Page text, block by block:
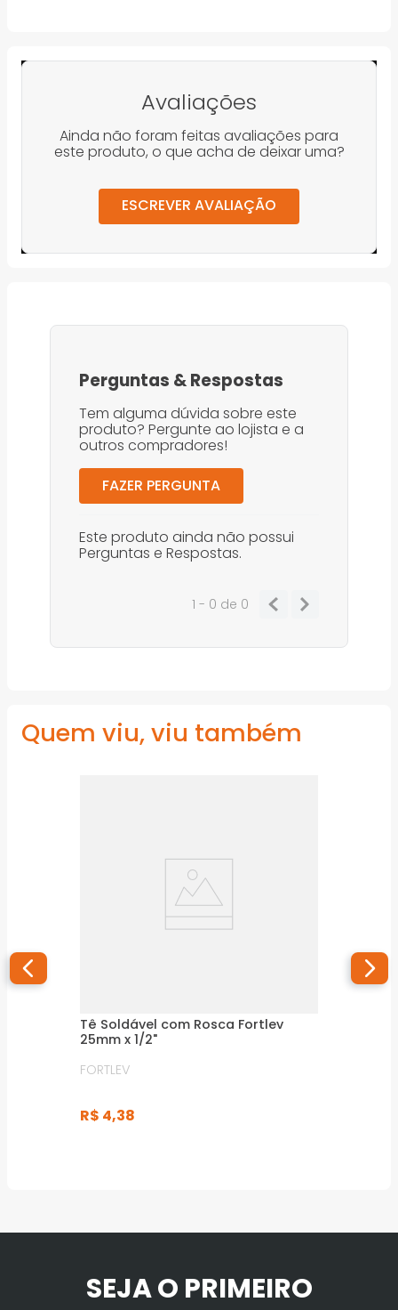
Avaliações
Ainda não foram feitas avaliações para
este produto, o que acha de deixar uma?
ESCREVER AVALIAÇÃO
Perguntas &Respostas
Tem alguma dúvida sobre este
produto? Pergunte ao lojista e a
outros compradores!
FAZER PERGUNTA
Este produto ainda não possui
Perguntas e Respostas.
1 - 0 de 0
Quem viu, viu também
Tê Soldável com Rosca Fortlev
25mm x 1/2"
FORTLEV
R$ 4,38
SEJA O PRIMEIRO